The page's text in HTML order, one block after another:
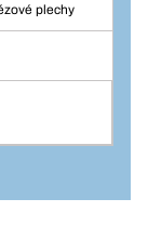
plechy